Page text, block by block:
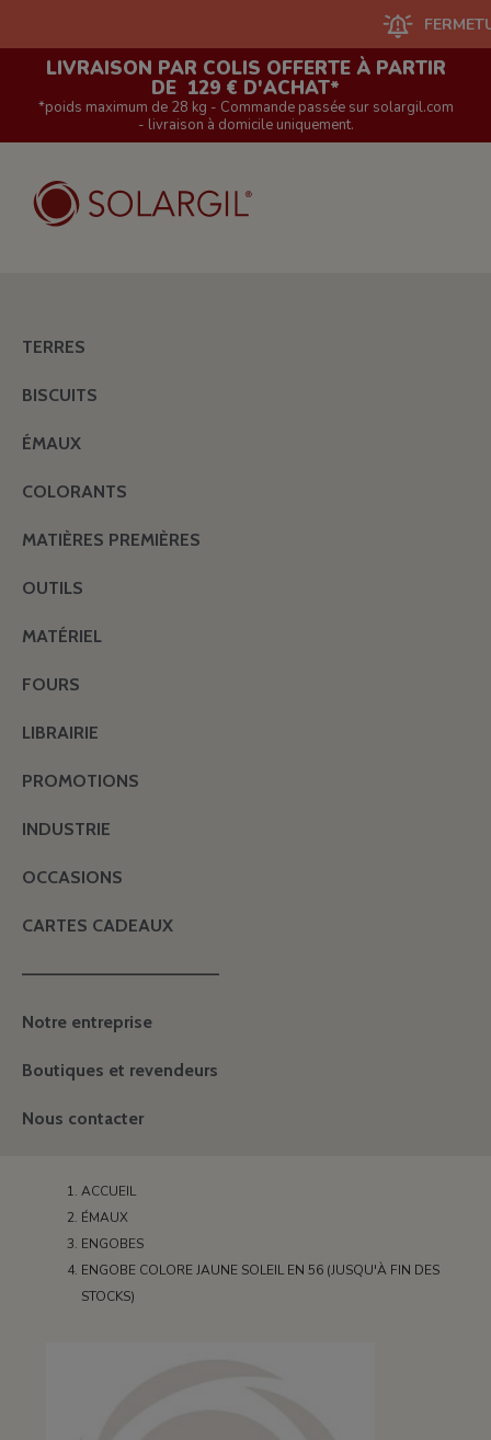
LIVRAISON PAR COLIS OFFERTE À PARTIR
DE 129 € D'ACHAT*
*poids maximum de 28 kg - Commande passée sur solargil.com
- livraison à domicile uniquement.
TERRES
BISCUITS
ÉMAUX
COLORANTS
MATIÈRES PREMIÈRES
OUTILS
MATÉRIEL
FOURS
LIBRAIRIE
PROMOTIONS
INDUSTRIE
OCCASIONS
CARTES CADEAUX
———————————————
Notre entreprise
Boutiques et revendeurs
Nous contacter
ACCUEIL
ÉMAUX
ENGOBES
ENGOBE COLORE JAUNE SOLEIL EN 56 (JUSQU'À FIN DES
STOCKS)